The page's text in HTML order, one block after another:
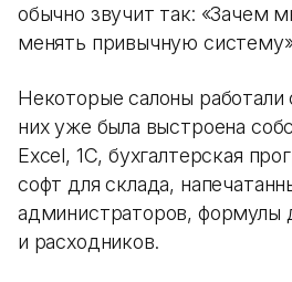
обычно звучит так: «Зачем
менять привычную
Некоторые салоны работали
них уже была выстроена
Excel, 1С, бухгалтерская
софт для склада,
администраторов, формулы
и расходников.